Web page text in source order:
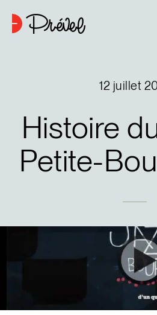
Astuces
Nouvelles
12 juillet
Histoire
Petite-